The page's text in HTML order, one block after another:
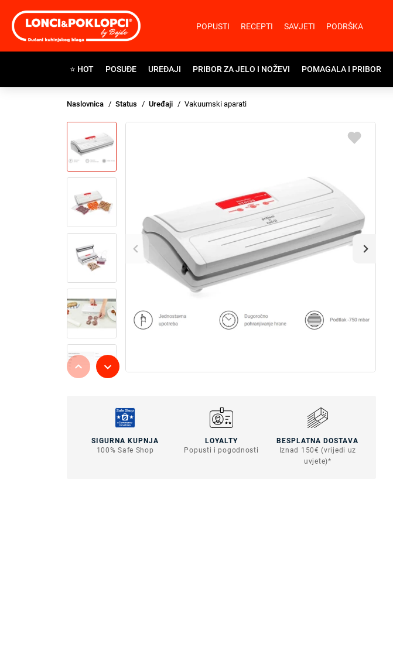
POPUSTI RECEPTI SAVJETI PODRŠKA
⭐ HOT POSUĐE UREĐAJI PRIBOR ZA JELO I NOŽEVI POMAGALA I PRIBOR
Naslovnica Status Uređaji Vakuumski aparati
SIGURNA KUPNJA
100% Safe Shop
LOYALTY
Popusti i pogodnosti
BESPLATNA DOSTAVA
Iznad 150€ (vrijedi uz
uvjete)*